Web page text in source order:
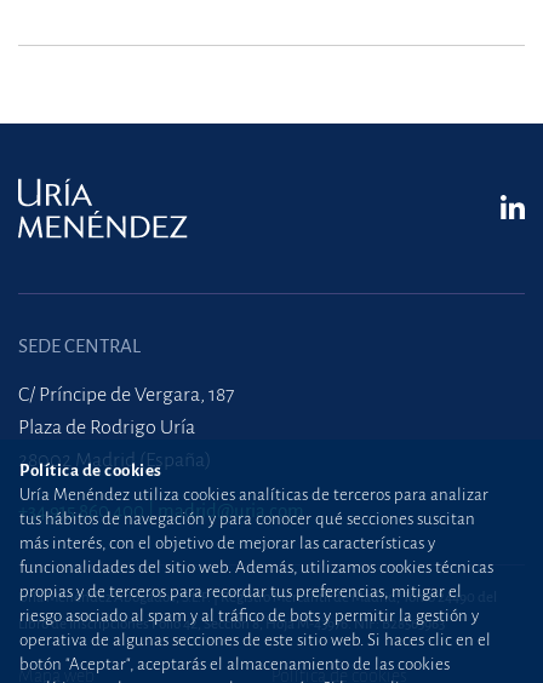
SEDE CENTRAL
C/ Príncipe de Vergara, 187
Plaza de Rodrigo Uría
28002 Madrid (España)
+34 915 860 400 madrid@uria.com
Uría Menéndez Abogados, S.L.P. | Registro Mercantil de Madrid, Tomo 24490 del
Libro de Inscripciones Folio 42, Sección 8, Hoja M-43976. NIF: B28563963
Mapa web Política de cookies
Política de cookies
Uría Menéndez utiliza cookies analíticas de terceros para analizar
tus hábitos de navegación y para conocer qué secciones suscitan
más interés, con el objetivo de mejorar las características y
funcionalidades del sitio web. Además, utilizamos cookies técnicas
propias y de terceros para recordar tus preferencias, mitigar el
riesgo asociado al spam y al tráfico de bots y permitir la gestión y
operativa de algunas secciones de este sitio web. Si haces clic en el
botón "Aceptar", aceptarás el almacenamiento de las cookies